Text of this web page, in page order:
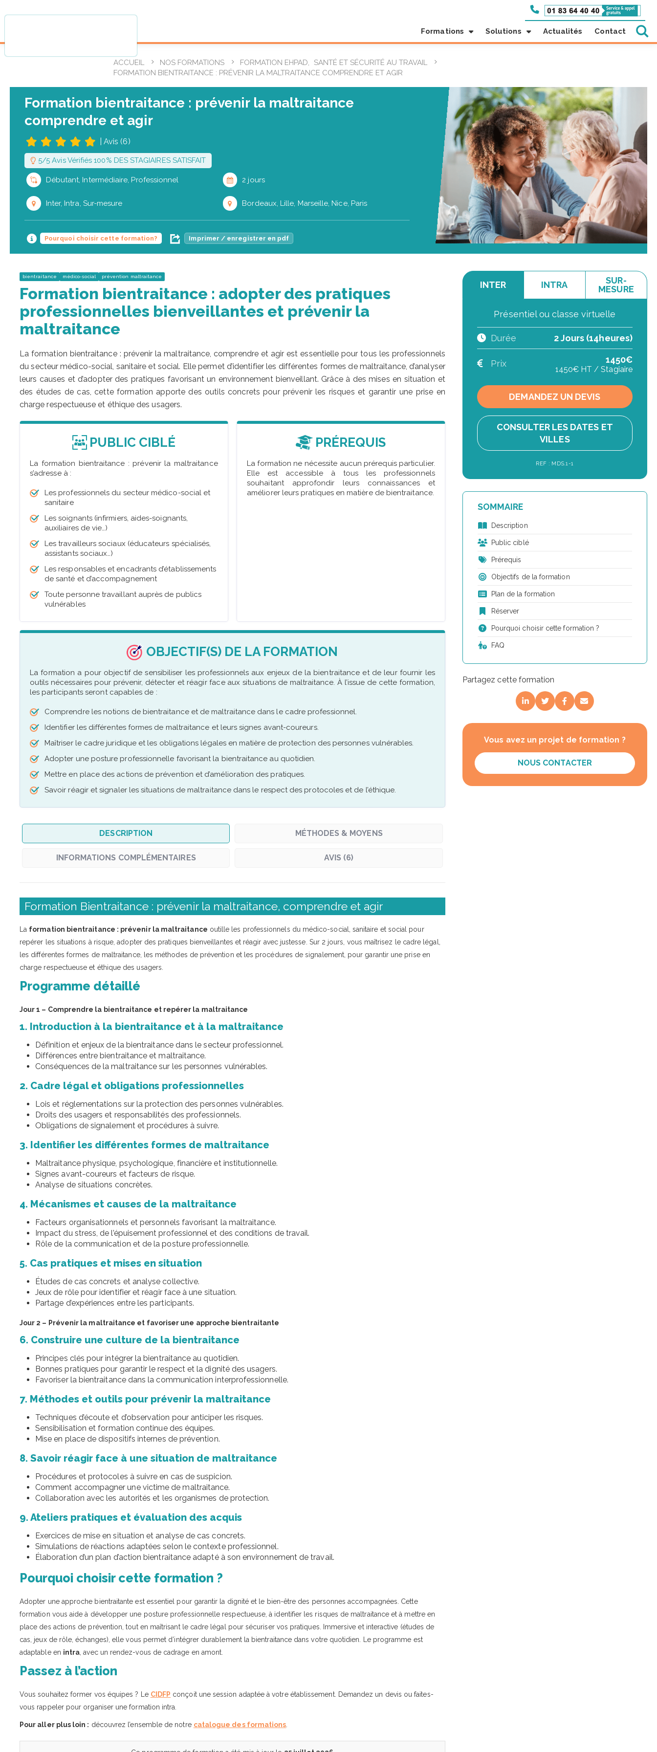
Formations Solutions Actualités Contact
ACCUEIL NOS FORMATIONS FORMATION EHPAD, SANTÉ ET SÉCURITÉ AU TRAVAIL
FORMATION BIENTRAITANCE : PRÉVENIR LA MALTRAITANCE COMPRENDRE ET AGIR
Formation bientraitance : prévenir la maltraitance
comprendre et agir
Avis (6)
5/5 Avis Vérifiés 100% DES STAGIAIRES SATISFAIT
Débutant, Intermédiaire, Professionnel 2 jours
Inter, Intra, Sur-mesure Bordeaux, Lille, Marseille, Nice, Paris
Pourquoi choisir cette formation? Imprimer / enregistrer en pdf
bientraitance médico-social prévention maltraitance
Formation bientraitance : adopter des pratiques
professionnelles bienveillantes et prévenir la
maltraitance
La formation bientraitance : prévenir la maltraitance, comprendre et agir est essentielle pour tous les professionnels
du secteur médico-social, sanitaire et social. Elle permet d’identifier les différentes formes de maltraitance, d’analyser
leurs causes et d’adopter des pratiques favorisant un environnement bienveillant. Grâce à des mises en situation et
des études de cas, cette formation apporte des outils concrets pour prévenir les risques et garantir une prise en
charge respectueuse et éthique des usagers.
PUBLIC CIBLÉ
La formation bientraitance : prévenir la maltraitance
s’adresse à :
Les professionnels du secteur médico-social et
sanitaire
Les soignants (infirmiers, aides-soignants,
auxiliaires de vie…)
Les travailleurs sociaux (éducateurs spécialisés,
assistants sociaux…)
Les responsables et encadrants d’établissements
de santé et d’accompagnement
Toute personne travaillant auprès de publics
vulnérables
PRÉREQUIS
La formation ne nécessite aucun prérequis particulier.
Elle est accessible à tous les professionnels
souhaitant approfondir leurs connaissances et
améliorer leurs pratiques en matière de bientraitance.
OBJECTIF(S) DE LA FORMATION
La formation a pour objectif de sensibiliser les professionnels aux enjeux de la bientraitance et de leur fournir les
outils nécessaires pour prévenir, détecter et réagir face aux situations de maltraitance. À l’issue de cette formation,
les participants seront capables de :
Comprendre les notions de bientraitance et de maltraitance dans le cadre professionnel.
Identifier les différentes formes de maltraitance et leurs signes avant-coureurs.
Maîtriser le cadre juridique et les obligations légales en matière de protection des personnes vulnérables.
Adopter une posture professionnelle favorisant la bientraitance au quotidien.
Mettre en place des actions de prévention et d’amélioration des pratiques.
Savoir réagir et signaler les situations de maltraitance dans le respect des protocoles et de l’éthique.
DESCRIPTION MÉTHODES & MOYENS
INFORMATIONS COMPLÉMENTAIRES AVIS (6)
Formation Bientraitance : prévenir la maltraitance, comprendre et agir
La formation bientraitance : prévenir la maltraitance outille les professionnels du médico-social, sanitaire et social pour
repérer les situations à risque, adopter des pratiques bienveillantes et réagir avec justesse. Sur 2 jours, vous maîtrisez le cadre légal,
les différentes formes de maltraitance, les méthodes de prévention et les procédures de signalement, pour garantir une prise en
charge respectueuse et éthique des usagers.
Programme détaillé
Jour 1 – Comprendre la bientraitance et repérer la maltraitance
1. Introduction à la bientraitance et à la maltraitance
Définition et enjeux de la bientraitance dans le secteur professionnel.
Différences entre bientraitance et maltraitance.
Conséquences de la maltraitance sur les personnes vulnérables.
2. Cadre légal et obligations professionnelles
Lois et réglementations sur la protection des personnes vulnérables.
Droits des usagers et responsabilités des professionnels.
Obligations de signalement et procédures à suivre.
3. Identifier les différentes formes de maltraitance
Maltraitance physique, psychologique, financière et institutionnelle.
Signes avant-coureurs et facteurs de risque.
Analyse de situations concrètes.
4. Mécanismes et causes de la maltraitance
Facteurs organisationnels et personnels favorisant la maltraitance.
Impact du stress, de l’épuisement professionnel et des conditions de travail.
Rôle de la communication et de la posture professionnelle.
5. Cas pratiques et mises en situation
Études de cas concrets et analyse collective.
Jeux de rôle pour identifier et réagir face à une situation.
Partage d’expériences entre les participants.
Jour 2 – Prévenir la maltraitance et favoriser une approche bientraitante
6. Construire une culture de la bientraitance
Principes clés pour intégrer la bientraitance au quotidien.
Bonnes pratiques pour garantir le respect et la dignité des usagers.
Favoriser la bientraitance dans la communication interprofessionnelle.
7. Méthodes et outils pour prévenir la maltraitance
Techniques d’écoute et d’observation pour anticiper les risques.
Sensibilisation et formation continue des équipes.
Mise en place de dispositifs internes de prévention.
8. Savoir réagir face à une situation de maltraitance
Procédures et protocoles à suivre en cas de suspicion.
Comment accompagner une victime de maltraitance.
Collaboration avec les autorités et les organismes de protection.
9. Ateliers pratiques et évaluation des acquis
Exercices de mise en situation et analyse de cas concrets.
Simulations de réactions adaptées selon le contexte professionnel.
Élaboration d’un plan d’action bientraitance adapté à son environnement de travail.
Pourquoi choisir cette formation ?
Adopter une approche bientraitante est essentiel pour garantir la dignité et le bien-être des personnes accompagnées. Cette
formation vous aide à développer une posture professionnelle respectueuse, à identifier les risques de maltraitance et à mettre en
place des actions de prévention, tout en maîtrisant le cadre légal pour sécuriser vos pratiques. Immersive et interactive (études de
cas, jeux de rôle, échanges), elle vous permet d’intégrer durablement la bientraitance dans votre quotidien. Le programme est
adaptable en intra , avec un rendez-vous de cadrage en amont.
Passez à l’action
Vous souhaitez former vos équipes ? Le CIDFP conçoit une session adaptée à votre établissement. Demandez un devis ou faites-
vous rappeler pour organiser une formation intra.
Pour aller plus loin : découvrez l’ensemble de notre catalogue des formations
INTER INTRA
SUR-
MESURE
Présentiel ou classe virtuelle
Durée 2 Jours (14heures)
Prix 1450€
1450€ HT / Stagiaire
DEMANDEZ UN DEVIS
CONSULTER LES DATES ET
VILLES
REF : MDS.1-1
SOMMAIRE
Description
Public ciblé
Prérequis
Objectifs de la formation
Plan de la formation
Réserver
Pourquoi choisir cette formation ?
FAQ
Partagez cette formation
Vous avez un projet de formation ?
NOUS CONTACTER